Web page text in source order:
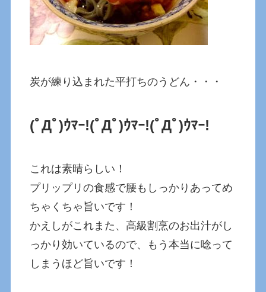
炭が練り込まれた平打ちのうどん・・・
(ﾟДﾟ)ｳﾏｰ!(ﾟДﾟ)ｳﾏｰ!(ﾟДﾟ)ｳﾏｰ!
これは素晴らしい！
プリップリの食感で腰もしっかりあってめ
ちゃくちゃ旨いです！
かえしがこれまた、高級割烹のお出汁がし
っかり効いているので、もう本当に唸って
しまうほど旨いです！